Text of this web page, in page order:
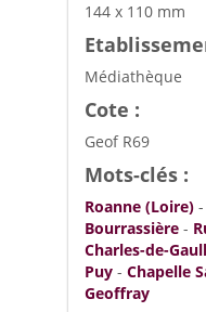
144 x 110 mm
Médiathèque
Cote :
Geof R69
Mots-clés :
Roanne (Loire)-
Bourrassière-
Charles-de-
Puy- Chapelle
Geoffray